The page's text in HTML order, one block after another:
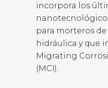
incorpora los
para morteros
hidráulica y que
Migrating
(MCI).